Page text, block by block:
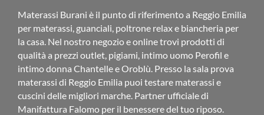
Materassi Burani è il punto di riferimento a Reggio Emilia
per materassi, guanciali, poltrone relax e biancheria per
la casa. Nel nostro negozio e online trovi prodotti di
qualità a prezzi outlet, pigiami, intimo uomo Perofil e
intimo donna Chantelle e Oroblù. Presso la sala prova
materassi di Reggio Emilia puoi testare materassi e
cuscini delle migliori marche. Partner ufficiale di
Manifattura Falomo per il benessere del tuo riposo.